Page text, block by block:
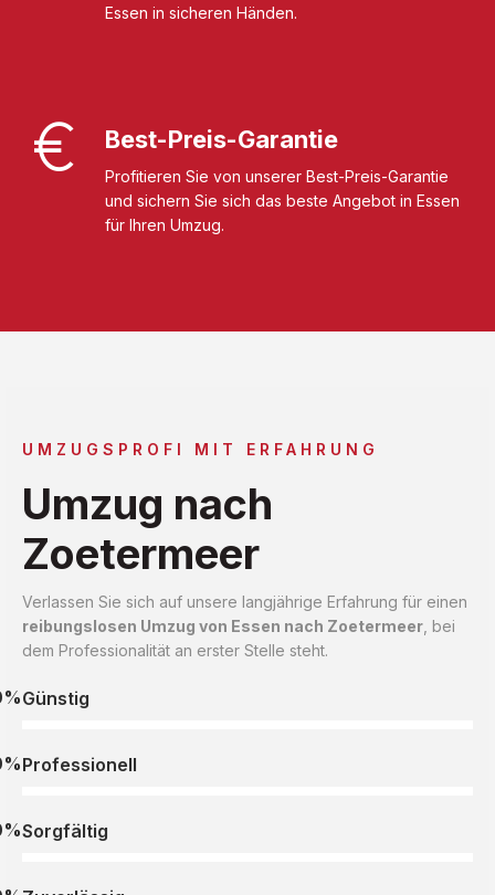
Essen in sicheren Händen.
Best-Preis-Garantie
Profitieren Sie von unserer Best-Preis-Garantie
und sichern Sie sich das beste Angebot in Essen
für Ihren Umzug.
UMZUGSPROFI MIT ERFAHRUNG
Umzug nach
Zoetermeer
Verlassen Sie sich auf unsere langjährige Erfahrung für einen
reibungslosen Umzug von Essen nach Zoetermeer , bei
dem Professionalität an erster Stelle steht.
Günstig
Professionell
Sorgfältig